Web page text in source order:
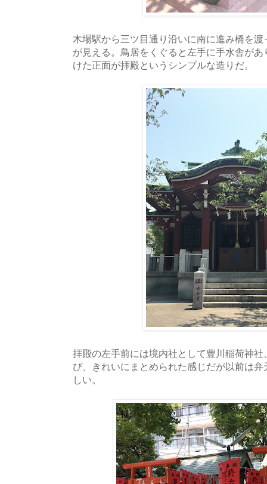
木場駅から三ツ目通り沿いに南に進み橋を
が見える。鳥居をくぐると左手に手水舎が
けた正面が拝殿というシンプルな造りだ。
拝殿の左手前には境内社として豊川稲荷神
び、きれいにまとめられた感じだが以前は
しい。